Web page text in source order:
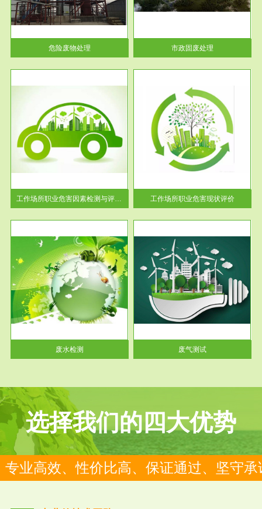
危险废物处理
蔚蓝生态环境科技所从事的市政
废物处理业务包括市政废物的处
理处...
市政固废处理
工作场所职业危害因素检测与评价...
服务范围
工作场所职业危害现状评价
【现状评价意义】：具体因素---
-通过质谱分析等多种手段明确
工作场...
工作场所职业危害现状评价
废水检测
服务范围
废气测试
检测范围工业废气检测包括有机
废气和无机废气。有机废气主要
包括...
废气测试
选择我们的四大优势
专业高效、性价比高、保证通过、坚守承